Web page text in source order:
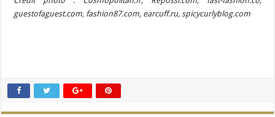
guestofaguest.com, fashion87.com, earcuff.ru, spicycurlyblog.com